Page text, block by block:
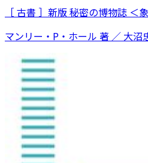
［ 古書 ］新版 秘密の博物誌 ＜
マンリー・P・ホール 著 ／ 大